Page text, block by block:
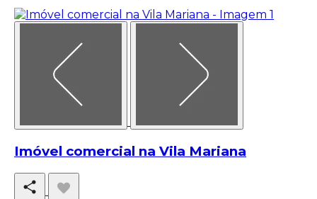
Imóvel comercial na Vila Mariana